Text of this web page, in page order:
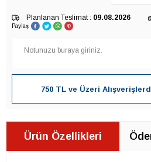
Planlanan Teslimat : 09.08.2026
Paylaş
750 TL ve Üzeri
Ürün Özellikleri